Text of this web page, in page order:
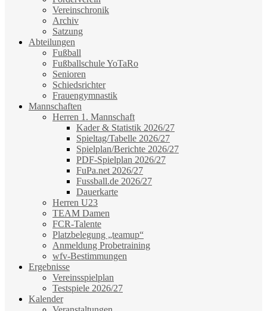
Vereinschronik
Archiv
Satzung
Abteilungen
Fußball
Fußballschule YoTaRo
Senioren
Schiedsrichter
Frauengymnastik
Mannschaften
Herren 1. Mannschaft
Kader & Statistik 2026/27
Spieltag/Tabelle 2026/27
Spielplan/Berichte 2026/27
PDF-Spielplan 2026/27
FuPa.net 2026/27
Fussball.de 2026/27
Dauerkarte
Herren U23
TEAM Damen
FCR-Talente
Platzbelegung „teamup“
Anmeldung Probetraining
wfv-Bestimmungen
Ergebnisse
Vereinsspielplan
Testspiele 2026/27
Kalender